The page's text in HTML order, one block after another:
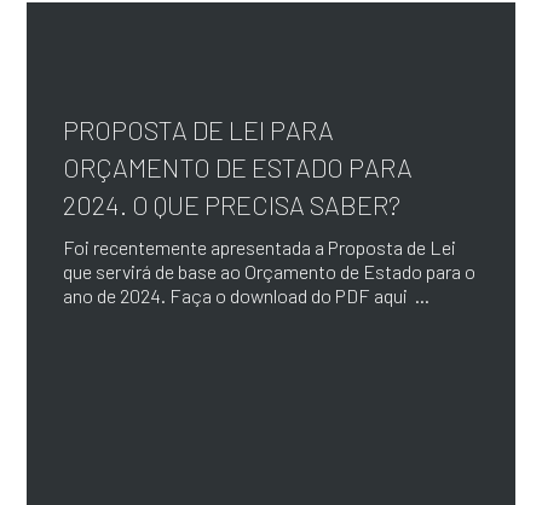
PROPOSTA DE LEI PARA
ORÇAMENTO DE ESTADO PARA
2024. O QUE PRECISA SABER?
Foi recentemente apresentada a Proposta de Lei
que servirá de base ao Orçamento de Estado para o
ano de 2024. Faça o download do PDF aqui ...